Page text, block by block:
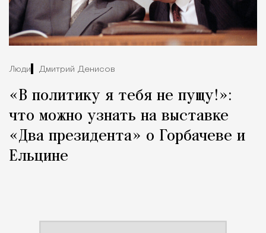
Люди Дмитрий Денисов
«В политику я тебя не пущу!»:
что можно узнать на выставке
«Два президента» о Горбачеве и
Ельцине